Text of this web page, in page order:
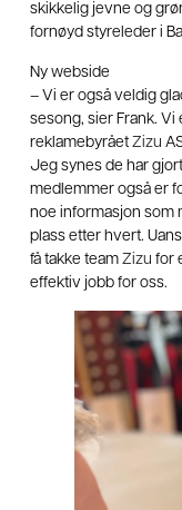
skikkelig jevne og
fornøyd styreleder i
Ny webside
– Vi er også veldig
sesong, sier Frank.
reklamebyrået Zizu
Jeg synes de har
medlemmer også er
noe informasjon som
plass etter hvert.
få takke team Zizu for
effektiv jobb for oss.